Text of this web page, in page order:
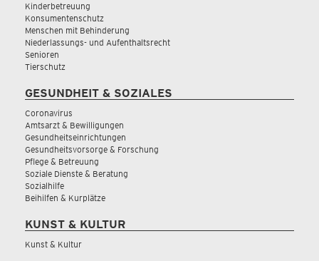
Kinderbetreuung
Konsumentenschutz
Menschen mit Behinderung
Niederlassungs- und Aufenthaltsrecht
Senioren
Tierschutz
GESUNDHEIT & SOZIALES
Coronavirus
Amtsarzt & Bewilligungen
Gesundheitseinrichtungen
Gesundheitsvorsorge & Forschung
Pflege & Betreuung
Soziale Dienste & Beratung
Sozialhilfe
Beihilfen & Kurplätze
KUNST & KULTUR
Kunst & Kultur